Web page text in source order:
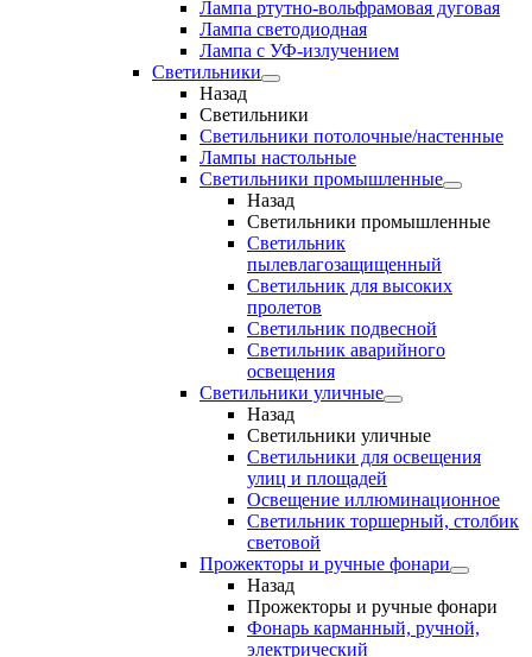
Лампа ртутно-вольфрамовая дуговая
Лампа светодиодная
Лампа с УФ-излучением
Светильники
Назад
Светильники
Светильники потолочные/настенные
Лампы настольные
Светильники промышленные
Назад
Светильники промышленные
Светильник
пылевлагозащищенный
Светильник для высоких
пролетов
Светильник подвесной
Светильник аварийного
освещения
Светильники уличные
Назад
Светильники уличные
Светильники для освещения
улиц и площадей
Освещение иллюминационное
Светильник торшерный, столбик
световой
Прожекторы и ручные фонари
Назад
Прожекторы и ручные фонари
Фонарь карманный, ручной,
электрический